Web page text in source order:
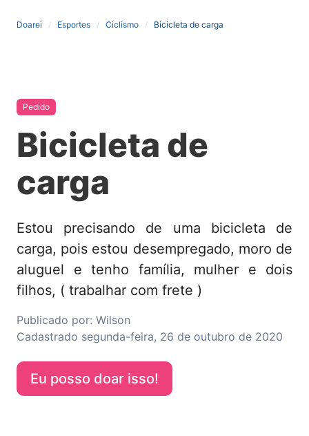
Doarei Esportes Ciclismo Bicicleta de carga
Pedido
Bicicleta de
carga
Estou precisando de uma bicicleta de
carga, pois estou desempregado, moro de
aluguel e tenho família, mulher e dois
filhos, ( trabalhar com frete )
Publicado por: Wilson
Cadastrado segunda-feira, 26 de outubro de 2020
Eu posso doar isso!